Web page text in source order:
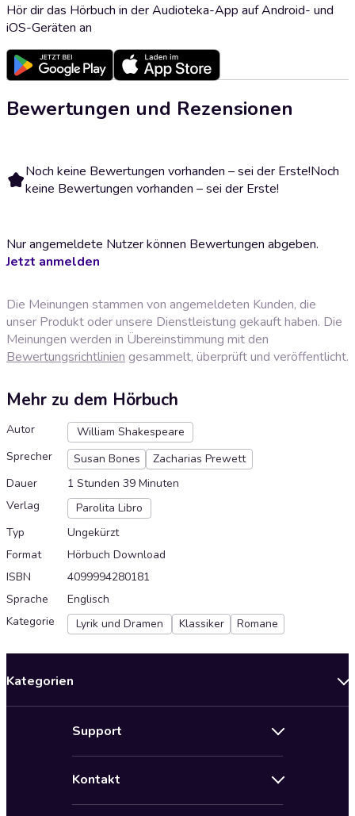
Hör dir das Hörbuch in der Audioteka-App auf Android- und
iOS-Geräten an
Bewertungen und Rezensionen
Noch keine Bewertungen vorhanden – sei der Erste!Noch
keine Bewertungen vorhanden – sei der Erste!
Nur angemeldete Nutzer können Bewertungen abgeben.
Jetzt anmelden
Die Meinungen stammen von angemeldeten Kunden, die
unser Produkt oder unsere Dienstleistung gekauft haben. Die
Meinungen werden in Übereinstimmung mit den
Bewertungsrichtlinien gesammelt, überprüft und veröffentlicht.
Mehr zu dem Hörbuch
Autor
William Shakespeare
Sprecher
Susan Bones
Zacharias Prewett
Dauer
1 Stunden 39 Minuten
Verlag
Parolita Libro
Typ
Ungekürzt
Format
Hörbuch Download
ISBN
4099994280181
Sprache
Englisch
Kategorie
Lyrik und Dramen Klassiker Romane
Kategorien
Support
Kontakt